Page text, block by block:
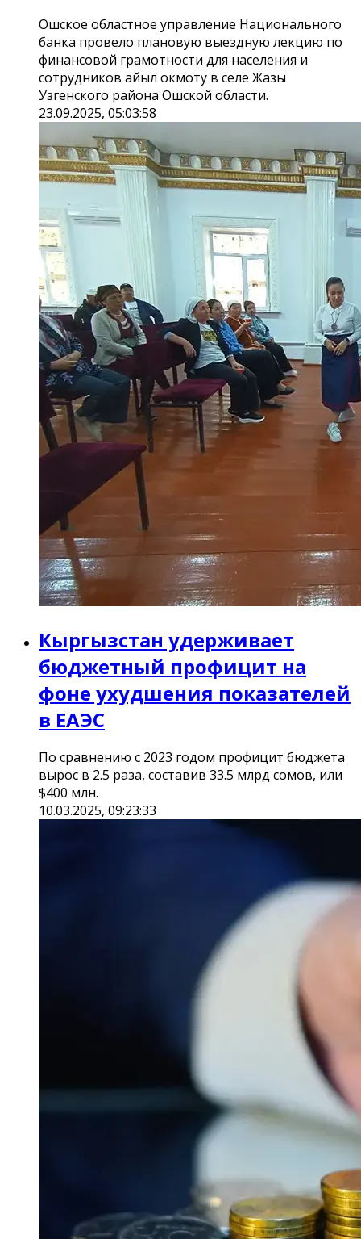
Ошское областное управление Национального
банка провело плановую выездную лекцию по
финансовой грамотности для населения и
сотрудников айыл окмоту в селе Жазы
Узгенского района Ошской области.
23.09.2025, 05:03:58
Кыргызстан удерживает
бюджетный профицит на
фоне ухудшения показателей
в ЕАЭС
По сравнению с 2023 годом профицит бюджета
вырос в 2.5 раза, составив 33.5 млрд сомов, или
$400 млн.
10.03.2025, 09:23:33